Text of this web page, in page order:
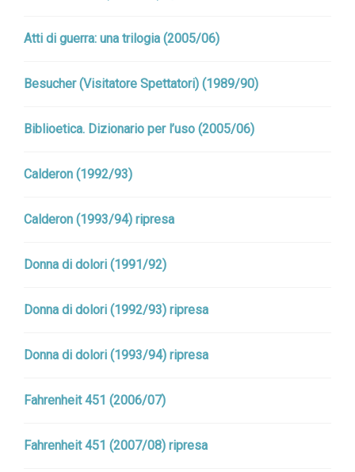
Atti di guerra: una trilogia (2005/06)
Besucher (Visitatore Spettatori) (1989/90)
Biblioetica. Dizionario per l’uso (2005/06)
Calderon (1992/93)
Calderon (1993/94) ripresa
Donna di dolori (1991/92)
Donna di dolori (1992/93) ripresa
Donna di dolori (1993/94) ripresa
Fahrenheit 451 (2006/07)
Fahrenheit 451 (2007/08) ripresa